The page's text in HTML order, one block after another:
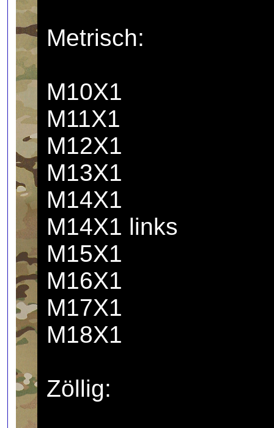
Metrisch:
M10X1
M11X1
M12X1
M13X1
M14X1
M14X1 links
M15X1
M16X1
M17X1
M18X1
Zöllig: